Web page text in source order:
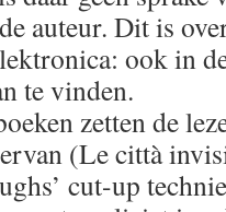
auteur. Dit is
ook in
te vinden.
zetten de
(Le città
cut-up